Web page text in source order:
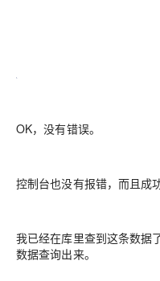
OK，没有错误。
控制台也没有报错，而且成
我已经在库里查到这条数据
数据查询出来。